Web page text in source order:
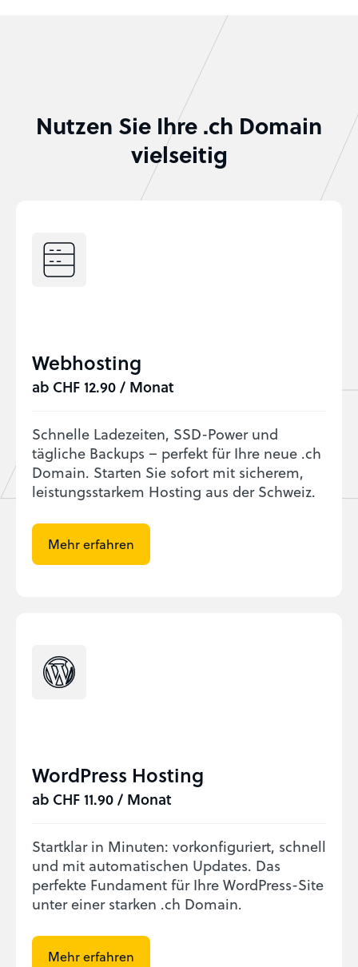
Nutzen Sie Ihre .ch Domain
vielseitig
Webhosting
ab CHF 12.90 / Monat
Schnelle Ladezeiten, SSD-Power und
tägliche Backups – perfekt für Ihre neue .ch
Domain. Starten Sie sofort mit sicherem,
leistungsstarkem Hosting aus der Schweiz.
Mehr erfahren
WordPress Hosting
ab CHF 11.90 / Monat
Startklar in Minuten: vorkonfiguriert, schnell
und mit automatischen Updates. Das
perfekte Fundament für Ihre WordPress-Site
unter einer starken .ch Domain.
Mehr erfahren